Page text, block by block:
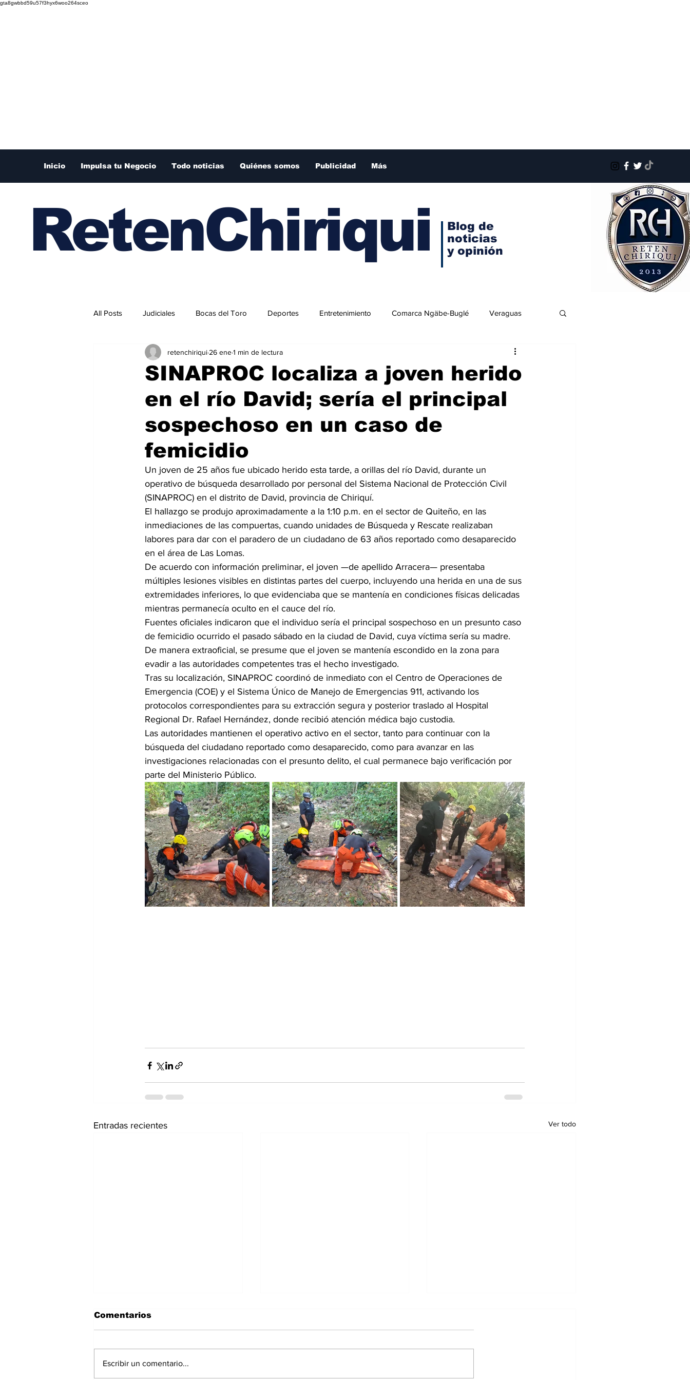
gta8gwbbd59u57f3hyx6woo264sceo
Inicio Impulsa tu Negocio Todo noticias Quiénes somos Publicidad Más
RetenChiriqui
Blog de
noticias
y opinión
All Posts Judiciales Bocas del Toro Deportes Entretenimiento Comarca Ngäbe-Buglé Veraguas
Internacionales
SINAPROC localiza a joven herido
en el río David; sería el principal
sospechoso en un caso de
femicidio
retenchiriqui 26 ene1 min de lectura
Un joven de 25 años fue ubicado herido esta tarde, a orillas del río David, durante un
operativo de búsqueda desarrollado por personal del Sistema Nacional de Protección Civil
(SINAPROC) en el distrito de David, provincia de Chiriquí.
El hallazgo se produjo aproximadamente a la 1:10 p.m. en el sector de Quiteño, en las
inmediaciones de las compuertas, cuando unidades de Búsqueda y Rescate realizaban
labores para dar con el paradero de un ciudadano de 63 años reportado como desaparecido
en el área de Las Lomas.
De acuerdo con información preliminar, el joven —de apellido Arracera— presentaba
múltiples lesiones visibles en distintas partes del cuerpo, incluyendo una herida en una de sus
extremidades inferiores, lo que evidenciaba que se mantenía en condiciones físicas delicadas
mientras permanecía oculto en el cauce del río.
Fuentes oficiales indicaron que el individuo sería el principal sospechoso en un presunto caso
de femicidio ocurrido el pasado sábado en la ciudad de David, cuya víctima sería su madre.
De manera extraoficial, se presume que el joven se mantenía escondido en la zona para
evadir a las autoridades competentes tras el hecho investigado.
Tras su localización, SINAPROC coordinó de inmediato con el Centro de Operaciones de
Emergencia (COE) y el Sistema Único de Manejo de Emergencias 911, activando los
protocolos correspondientes para su extracción segura y posterior traslado al Hospital
Regional Dr. Rafael Hernández, donde recibió atención médica bajo custodia.
Las autoridades mantienen el operativo activo en el sector, tanto para continuar con la
búsqueda del ciudadano reportado como desaparecido, como para avanzar en las
investigaciones relacionadas con el presunto delito, el cual permanece bajo verificación por
parte del Ministerio Público.
Entradas recientes Ver todo
Comentarios
Escribir un comentario...